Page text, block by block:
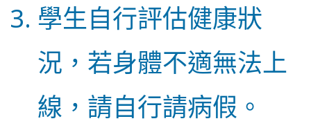
學生自行評估健康狀
況，若身體不適無法上
線，請自行請病假。